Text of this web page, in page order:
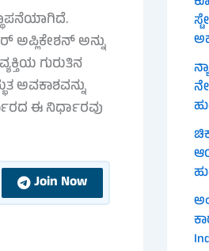
ಅಪ್ಲಿಕೇಶನ್ ಅನ್ನು
ಗುರುತಿನ
ಅವಕಾಶವನ್ನು
ಈ ನಿರ್ಧಾರವು
Join Now